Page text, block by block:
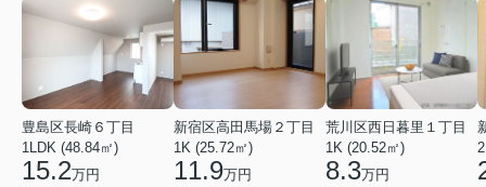
豊島区長崎６丁目
1LDK (48.84㎡)
15.2万円
新宿区高田馬場２丁目
1K (25.72㎡)
11.9万円
荒川区西日暮里１丁目
1K (20.52㎡)
8.3万円